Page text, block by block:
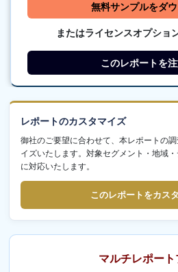
無料サンプルをダ
またはライセンスオプショ
このレポートを
レポートのカスタマイズ
御社のご要望に合わせて、本レポートの
イズいたします。対象セグメント・地域
に対応いたします。
このレポートをカス
マルチレポー